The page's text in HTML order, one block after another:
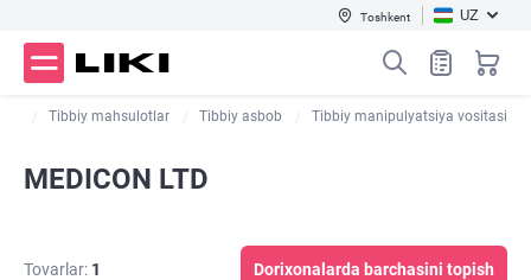
Toshkent UZ
Tibbiy mahsulotlar Tibbiy asbob Tibbiy manipulyatsiya vositasi
MEDICON LTD
Tovarlar: 1 Dorixonalarda barchasini topish